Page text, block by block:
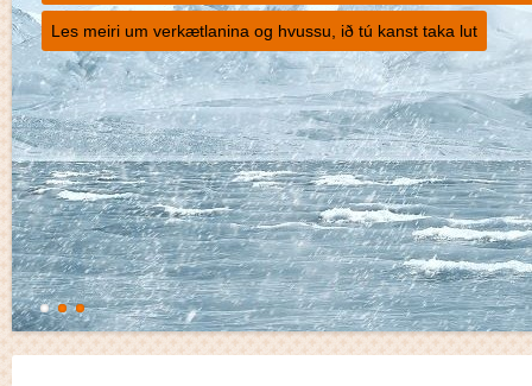
Les meiri um verkætlanina og hvussu, ið tú kanst taka lut